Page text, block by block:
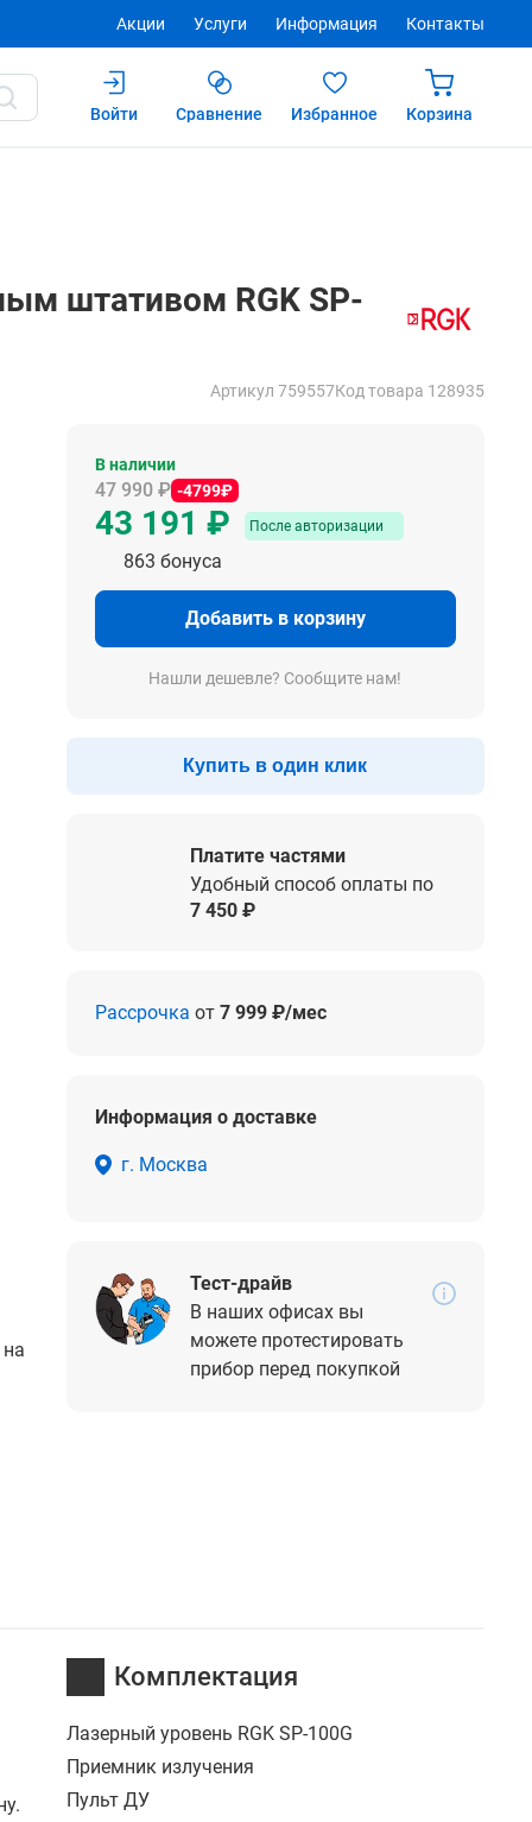
Акции Услуги Информация Контакты
Войти Сравнение Избранное Корзина
штативом RGK SP-
Артикул 759557Код товара 128935
В наличии
47 990 ₽ -4799₽
43 191 ₽ После авторизации
863 бонуса
Добавить в корзину
Нашли дешевле? Сообщите нам!
Купить в один клик
Платите частями
Удобный способ оплаты по
7 450 ₽
Рассрочка от 7 999 ₽/мес
Информация о доставке
г. Москва
Тест-драйв
В наших офисах вы
можете протестировать
прибор перед покупкой
Комплектация
Лазерный уровень RGK SP-100G
Приемник излучения
Пульт ДУ